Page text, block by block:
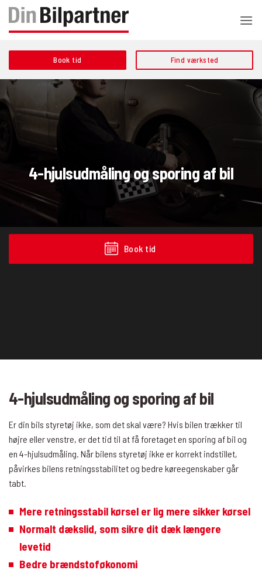
Fortsæt
indhold
Book tid Find værksted
4-hjulsudmåling og sporing af bil
Book tid
4-hjulsudmåling og sporing af bil
Er din bils styretøj ikke, som det skal være? Hvis bilen trækker til
højre eller venstre, er det tid til at få foretaget en sporing af bil og
en 4-hjulsudmåling. Når bilens styretøj ikke er korrekt indstillet,
påvirkes bilens retningsstabilitet og bedre køreegenskaber går
tabt.
Mere retningsstabil kørsel er lig mere sikker kørsel
Normalt dækslid, som sikre dit dæk længere
levetid
Bedre brændstoføkonomi